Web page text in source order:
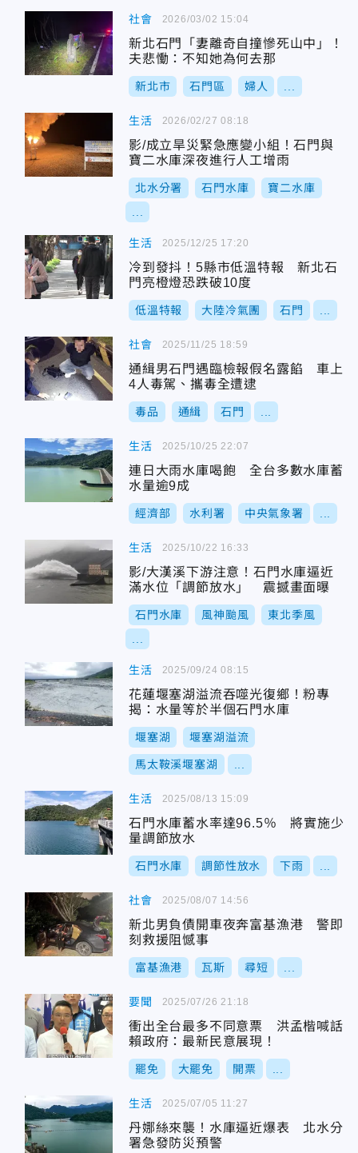
社會
新北石門「妻離奇自撞慘死山中」！
夫悲慟：不知她為何去那
新北市 石門區 婦人
2026/03/02 15:04
生活
影/成立旱災緊急應變小組！石門與
寶二水庫深夜進行人工增雨
北水分署 石門水庫 寶二水庫
2026/02/27 08:18
生活
冷到發抖！5縣市低溫特報 新北石
門亮橙燈恐跌破10度
低溫特報 大陸冷氣團 石門
2025/12/25 17:20
社會
通緝男石門遇臨檢報假名露餡 車上
4人毒駕、攜毒全遭逮
毒品 通緝 石門
2025/11/25 18:59
生活
連日大雨水庫喝飽 全台多數水庫蓄
水量逾9成
經濟部 水利署 中央氣象署
2025/10/25 22:07
生活
影/大漢溪下游注意！石門水庫逼近
滿水位「調節放水」 震撼畫面曝
石門水庫 風神颱風 東北季風
2025/10/22 16:33
生活
花蓮堰塞湖溢流吞噬光復鄉！粉專
揭：水量等於半個石門水庫
堰塞湖 堰塞湖溢流
馬太鞍溪堰塞湖
2025/09/24 08:15
生活
石門水庫蓄水率達96.5％ 將實施少
量調節放水
石門水庫 調節性放水 下雨
2025/08/13 15:09
社會
新北男負債開車夜奔富基漁港 警即
刻救援阻憾事
富基漁港 瓦斯 尋短
2025/08/07 14:56
要聞
衝出全台最多不同意票 洪孟楷喊話
賴政府：最新民意展現！
罷免 大罷免 開票
2025/07/26 21:18
生活
丹娜絲來襲！水庫逼近爆表 北水分
署急發防災預警
2025/07/05 11:27